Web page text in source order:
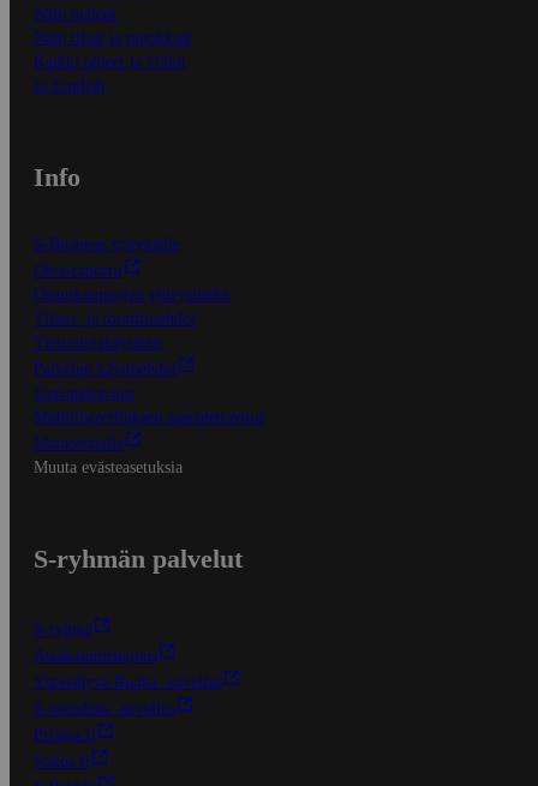
Näin maksat
Näin tilaat ja muokkaat
Kaikki ohjeet ja vinkit
In English
Info
S-Business yrityksille
Oiva-raportit
Osuuskauppojen yhteystiedot
Tilaus- ja toimitusehdot
Tietosuojakäytäntö
Palvelun käyttöehdot
Saavutettavuus
Mobiilisovelluksen saavutettavuus
Mainostajalle
Muuta evästeasetuksia
S-ryhmän palvelut
S-ryhmä
Asiakasomistajuus
Yhteishyvä Ruoka -sovellus
S-ostoslista -sovellus
Prisma.fi
Sokos.fi